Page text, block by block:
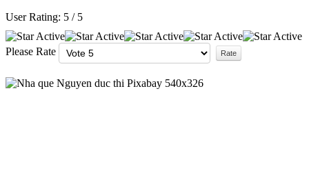
User Rating: 5 / 5
Please Rate